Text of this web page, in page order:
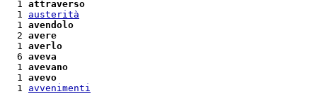
  1
attraverso
  1
austerità
  1
avendolo
  2
avere
  1
averlo
  6
aveva
  1
avevano
  1
avevo
  1
avvenimenti